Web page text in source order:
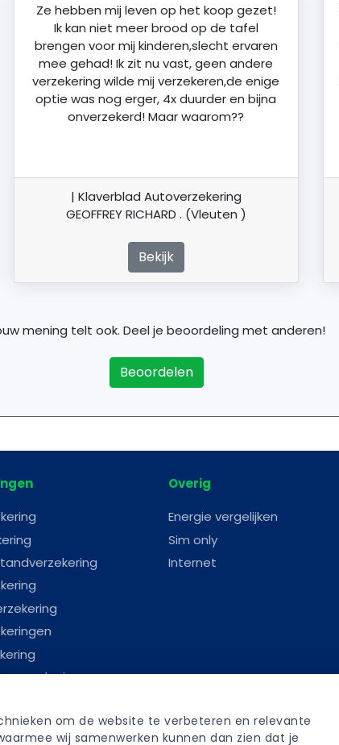
om de website te verbeteren en relevante
wij samenwerken kunnen dan zien dat je
Ze hebben mij leven op het koop gezet!
Ik kan niet meer brood op de tafel
brengen voor mij kinderen,slecht ervaren
mee gehad! Ik zit nu vast, geen andere
verzekering wilde mij verzekeren,de enige
optie was nog erger, 4x duurder en bijna
onverzekerd! Maar waarom??
| Klaverblad Autoverzekering
GEOFFREY RICHARD . (Vleuten )
Bekijk
mening telt ook. Deel je beoordeling met anderen!
Beoordelen
Overig
Energie vergelijken
Sim only
Internet